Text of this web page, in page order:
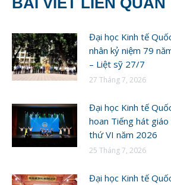
Đại học Kinh tế
nhân kỷ niệm 79
– Liệt sỹ 27/7
27 Tháng 7, 2026
Đại học Kinh tế
hoan Tiếng hát
thứ VI năm 2026
25 Tháng 7, 2026
Đại học Kinh tế